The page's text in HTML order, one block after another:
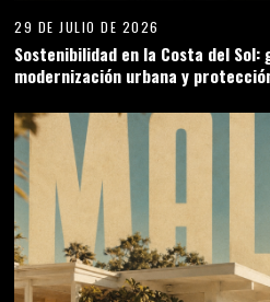
29 DE JULIO DE 2026
Sostenibilidad en la Costa del
modernización urbana y